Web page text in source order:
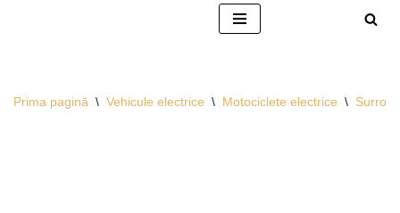
Prima pagină \ Vehicule electrice \ Motociclete electrice \ Surron